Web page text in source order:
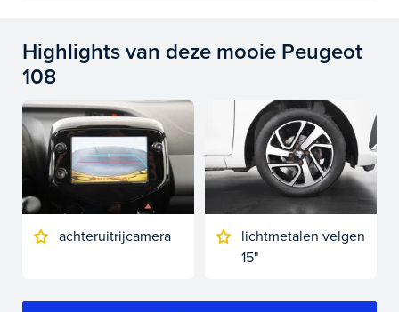
Highlights van deze mooie Peugeot
108
achteruitrijcamera
lichtmetalen velgen
15"